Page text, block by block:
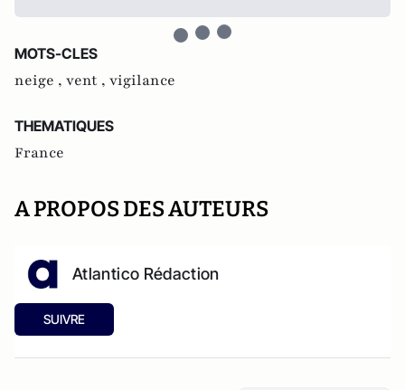
MOTS-CLES
neige , vent , vigilance
THEMATIQUES
France
A PROPOS DES AUTEURS
Atlantico Rédaction
SUIVRE